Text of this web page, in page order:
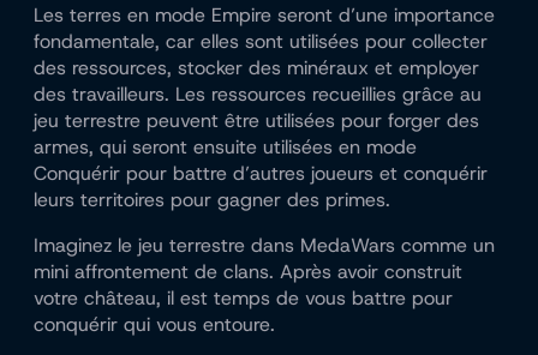
Les terres en mode Empire seront d’une importance
fondamentale, car elles sont utilisées pour collecter
des ressources, stocker des minéraux et employer
des travailleurs. Les ressources recueillies grâce au
jeu terrestre peuvent être utilisées pour forger des
armes, qui seront ensuite utilisées en mode
Conquérir pour battre d’autres joueurs et conquérir
leurs territoires pour gagner des primes.
Imaginez le jeu terrestre dans MedaWars comme un
mini affrontement de clans. Après avoir construit
votre château, il est temps de vous battre pour
conquérir qui vous entoure.